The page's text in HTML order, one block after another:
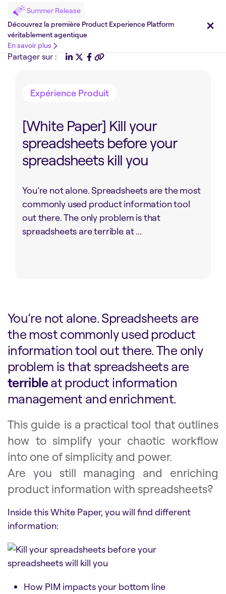
Summer Release
Découvrez la première Product Experience Platform
véritablement agentique
En savoir plus
Partager sur :
Expérience Produit
[White Paper] Kill your
spreadsheets before your
spreadsheets kill you
You’re not alone. Spreadsheets are the most
commonly used product information tool
out there. The only problem is that
spreadsheets are terrible at ...
You’re not alone. Spreadsheets are
the most commonly used product
information tool out there. The only
problem is that spreadsheets are
terribleat product information
management and enrichment.
This guide is a practical tool that outlines
how to simplify your chaotic workflow
into one of simplicity and power.
Are you still managing and enriching
product information with spreadsheets?
Inside this White Paper, you will find different
information:
How PIM impacts your bottom line